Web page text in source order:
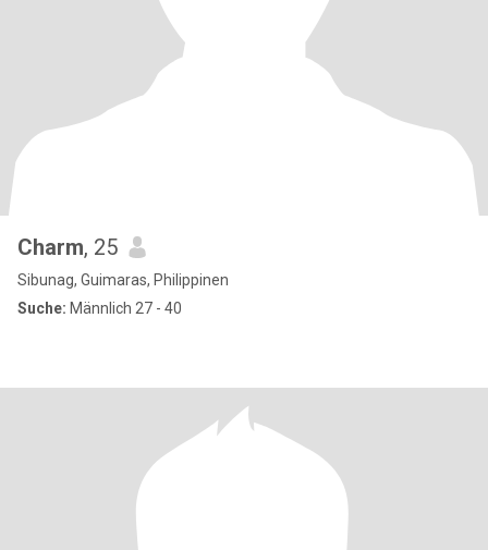
Charm, 25
Sibunag, Guimaras, Philippinen
Suche: Männlich 27 - 40